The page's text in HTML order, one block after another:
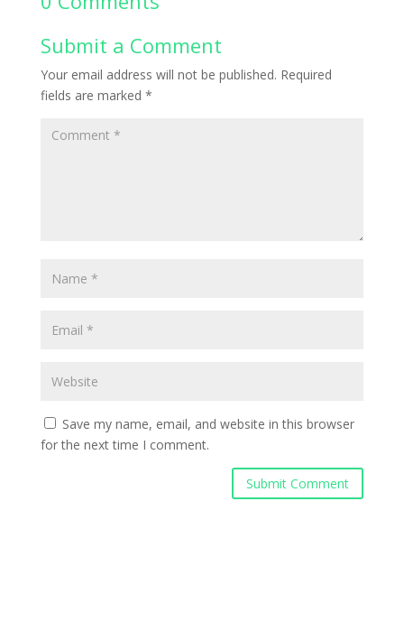
Submit a Comment
Your email address will not be published. Required
fields are marked *
Save my name, email, and website in this browser
for the next time I comment.
Submit Comment